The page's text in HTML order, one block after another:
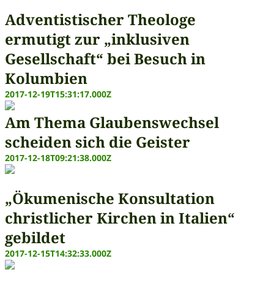
Adventistischer Theologe
ermutigt zur „inklusiven
Gesellschaft“ bei Besuch in
Kolumbien
2017-12-19T15:31:17.000Z
Am Thema Glaubenswechsel
scheiden sich die Geister
2017-12-18T09:21:38.000Z
„Ökumenische Konsultation
christlicher Kirchen in Italien“
gebildet
2017-12-15T14:32:33.000Z